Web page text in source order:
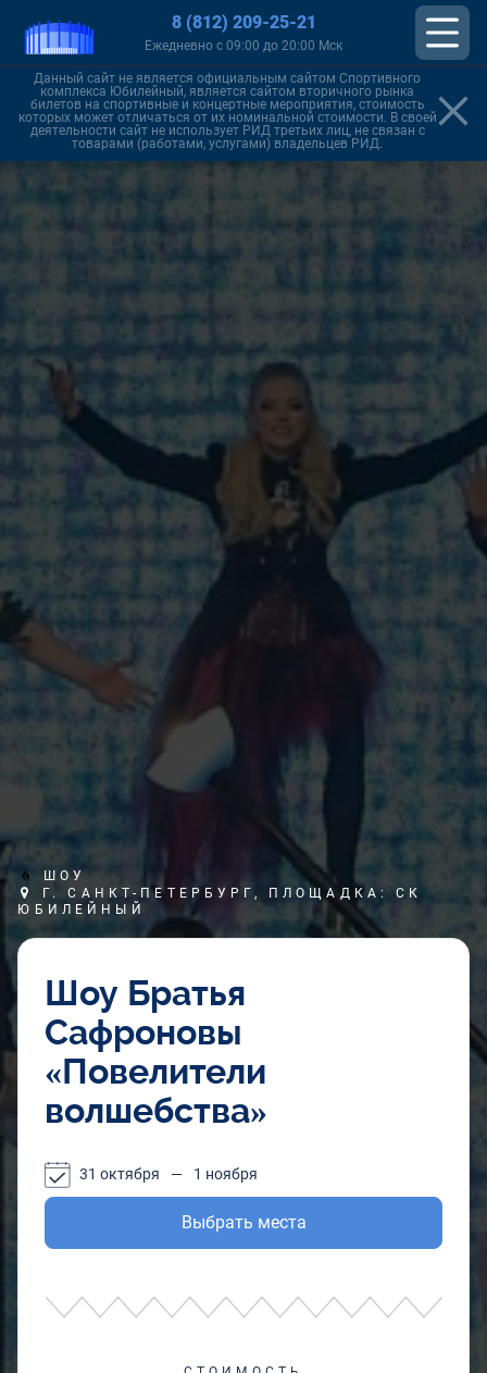
8 (812) 209-25-21
Ежедневно с 09:00 до 20:00 Мск
Данный сайт не является официальным сайтом Спортивного
комплекса Юбилейный, является сайтом вторичного рынка
билетов на спортивные и концертные мероприятия, стоимость
которых может отличаться от их номинальной стоимости. В своей
деятельности сайт не использует РИД третьих лиц, не связан с
товарами (работами, услугами) владельцев РИД.
ШОУ
Г. САНКТ-ПЕТЕРБУРГ, ПЛОЩАДКА: СК
ЮБИЛЕЙНЫЙ
Шоу Братья
Сафроновы
«Повелители
волшебства»
Выбрать места
31 октября — 1 ноября